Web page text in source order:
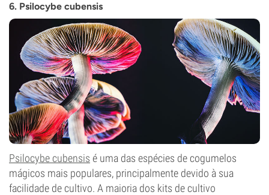
6. Psilocybe cubensis
Psilocybe cubensis é uma das espécies de cogumelos
mágicos mais populares, principalmente devido à sua
facilidade de cultivo. A maioria dos kits de cultivo